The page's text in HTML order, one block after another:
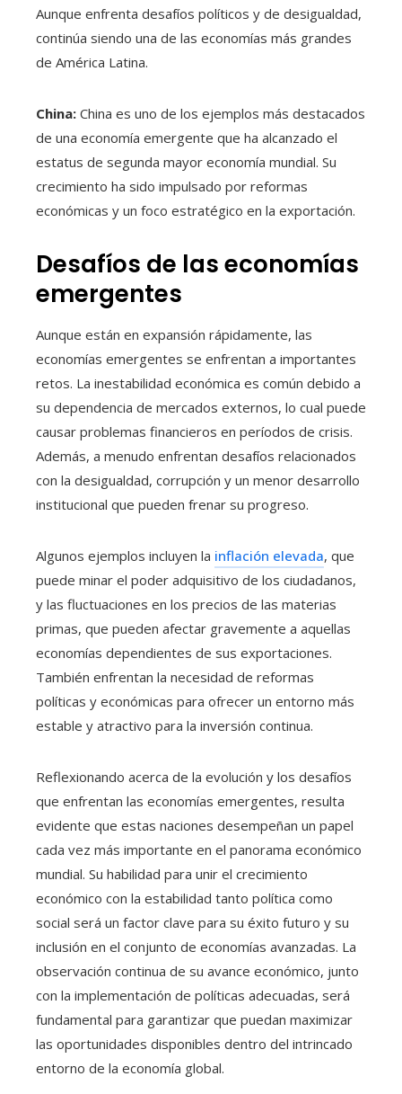
Aunque enfrenta desafíos políticos y de desigualdad,
continúa siendo una de las economías más grandes
de América Latina.
China: China es uno de los ejemplos más destacados
de una economía emergente que ha alcanzado el
estatus de segunda mayor economía mundial. Su
crecimiento ha sido impulsado por reformas
económicas y un foco estratégico en la exportación.
Desafíos de las economías
emergentes
Aunque están en expansión rápidamente, las
economías emergentes se enfrentan a importantes
retos. La inestabilidad económica es común debido a
su dependencia de mercados externos, lo cual puede
causar problemas financieros en períodos de crisis.
Además, a menudo enfrentan desafíos relacionados
con la desigualdad, corrupción y un menor desarrollo
institucional que pueden frenar su progreso.
Algunos ejemplos incluyen la inflación elevada, que
puede minar el poder adquisitivo de los ciudadanos,
y las fluctuaciones en los precios de las materias
primas, que pueden afectar gravemente a aquellas
economías dependientes de sus exportaciones.
También enfrentan la necesidad de reformas
políticas y económicas para ofrecer un entorno más
estable y atractivo para la inversión continua.
Reflexionando acerca de la evolución y los desafíos
que enfrentan las economías emergentes, resulta
evidente que estas naciones desempeñan un papel
cada vez más importante en el panorama económico
mundial. Su habilidad para unir el crecimiento
económico con la estabilidad tanto política como
social será un factor clave para su éxito futuro y su
inclusión en el conjunto de economías avanzadas. La
observación continua de su avance económico, junto
con la implementación de políticas adecuadas, será
fundamental para garantizar que puedan maximizar
las oportunidades disponibles dentro del intrincado
entorno de la economía global.